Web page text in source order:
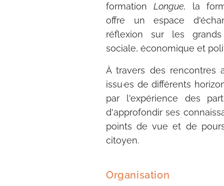
formationLongue, la
offre un espace
réflexion sur les
sociale, économique et
À travers des rencontres
issu·es de différents
par l'expérience des
d'approfondir ses
points de vue et de
citoyen.
Organisation